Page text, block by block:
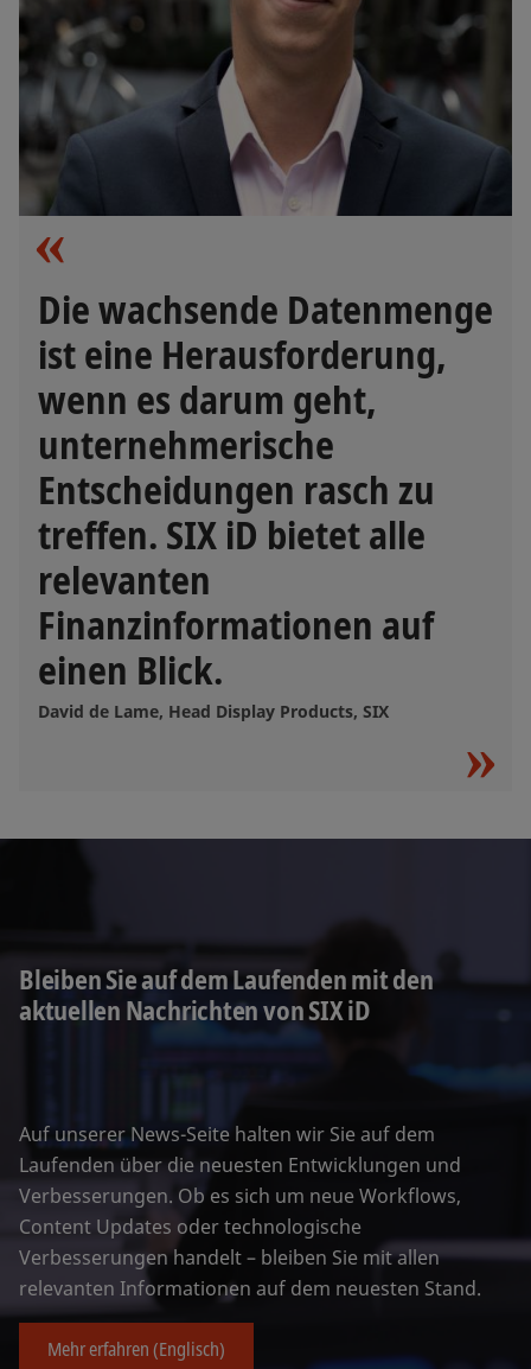
Die wachsende Datenmenge
ist eine Herausforderung,
wenn es darum geht,
unternehmerische
Entscheidungen rasch zu
treffen. SIX iD bietet alle
relevanten
Finanzinformationen auf
einen Blick.
David de Lame, Head Display Products, SIX
Bleiben Sie auf dem Laufenden mit den
aktuellen Nachrichten von SIX iD
Auf unserer News-Seite halten wir Sie auf dem
Laufenden über die neuesten Entwicklungen und
Verbesserungen. Ob es sich um neue Workflows,
Content Updates oder technologische
Verbesserungen handelt – bleiben Sie mit allen
relevanten Informationen auf dem neuesten Stand.
Mehr erfahren (Englisch)